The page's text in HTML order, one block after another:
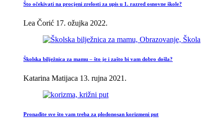
Što očekivati na procjeni zrelosti za upis u 1. razred osnovne škole?
Lea Čorić 17. ožujka 2022.
Školska bilježnica za mamu – što je i zašto bi vam dobro došla?
Katarina Matijaca 13. rujna 2021.
Pronađite sve što vam treba za plodonosan korizmeni put